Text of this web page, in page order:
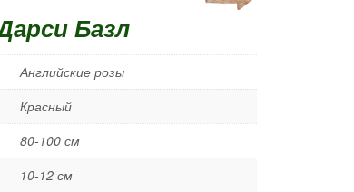
Базл
Английские розы
Красный
80-100 см
10-12 см